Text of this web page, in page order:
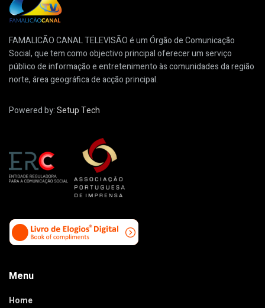
FAMALICÃO CANAL TELEVISÃO é um Órgão de Comunicação
Social, que tem como objectivo principal oferecer um serviço
público de informação e entretenimento às comunidades da região
norte, área geográfica de acção principal.
Powered by:Setup Tech
Menu
Home